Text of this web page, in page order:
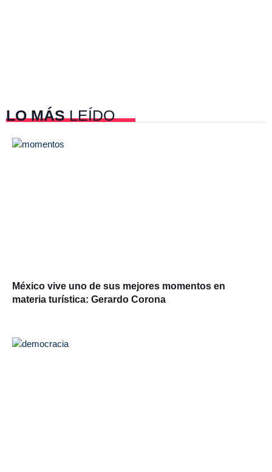
LO MÁSLEÍDO
México vive uno de sus mejores momentos en
materia turística: Gerardo Corona